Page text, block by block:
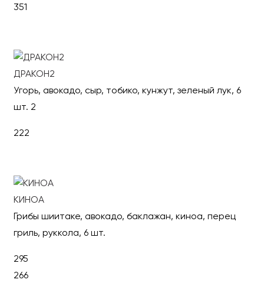
351
ДРАКОН2
Угорь, авокадо, сыр, тобико, кунжут, зеленый лук, 6
шт. 2
222
КИНОА
Грибы шиитаке, авокадо, баклажан, киноа, перец
гриль, руккола, 6 шт.
295
266